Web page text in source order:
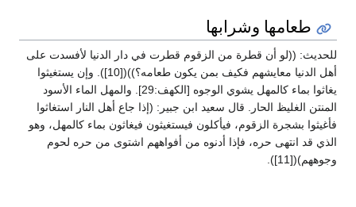
طعامها وشرابها
للحديث: ((لو أن قطرة من الزقوم قطرت في دار الدنيا لأفسدت على
أهل الدنيا معايشهم فكيف بمن يكون طعامه؟))([10]). وإن يستغيثوا
يغاثوا بماء كالمهل يشوي الوجوه [الكهف:29]. والمهل الماء الأسود
المنتن الغليظ الحار. قال سعيد ابن جبير: (إذا جاع أهل النار استغاثوا
فأغيثوا بشجرة الزقوم، فيأكلون فيستغيثون فيغاثون بماء كالمهل، وهو
الذي قد انتهى حره، فإذا أدنوه من أفواههم اشتوى من حره لحوم
وجوههم)([11]).